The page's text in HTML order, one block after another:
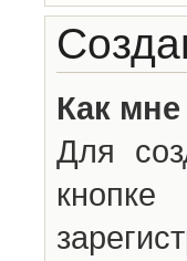
Как
Для